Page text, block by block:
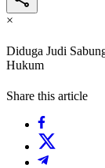
×
Diduga Judi
Hukum
Share this article